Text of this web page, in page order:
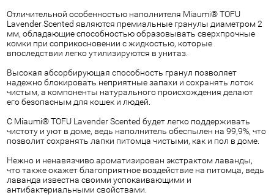
Отличительной особенностью наполнителя Miaumi® TOFU
Lavender Scented являются премиальные гранулы диаметром 2
мм, обладающие способностью образовывать сверхпрочные
комки при соприкосновении с жидкостью, которые
впоследствии легко утилизируются в унитаз.
Высокая абсорбирующая способность гранул позволяет
надежно блокировать неприятные запахи и сохранять лоток
чистым, а компоненты натурального происхождения делают
его безопасным для кошек и людей.
С Miaumi® TOFU Lavender Scented будет легко поддерживать
чистоту и уют в доме, ведь наполнитель обеспылен на 99,9%, что
позволит сохранять лапки питомца чистыми, как и пол в доме.
Нежно и ненавязчиво ароматизирован экстрактом лаванды,
что также окажет благоприятное воздействие на питомца, ведь
лаванда известна своими успокаивающими и
антибактериальными свойствами.